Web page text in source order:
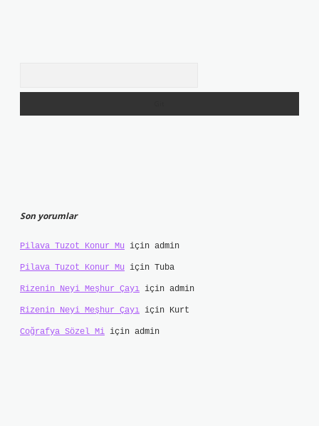
Son yorumlar
Pilava Tuzot Konur Mu için admin
Pilava Tuzot Konur Mu için Tuba
Rizenin Neyi Meşhur Çayı için admin
Rizenin Neyi Meşhur Çayı için Kurt
Coğrafya Sözel Mi için admin